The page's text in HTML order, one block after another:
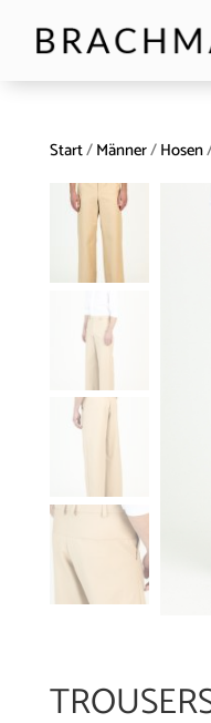
Start/Männer/Hosen/